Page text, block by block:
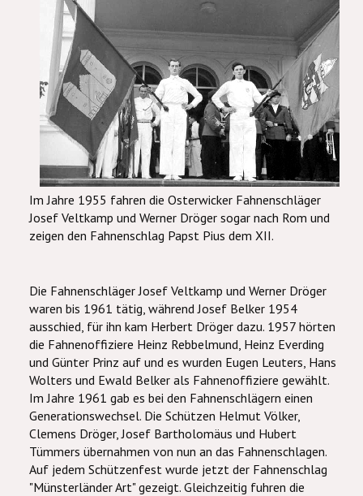
Im Jahre 1955 fahren die Osterwicker Fahnenschläger
Josef Veltkamp und Werner Dröger sogar nach Rom und
zeigen den Fahnenschlag Papst Pius dem XII.
Die Fahnenschläger Josef Veltkamp und Werner Dröger
waren bis 1961 tätig, während Josef Belker 1954
ausschied, für ihn kam Herbert Dröger dazu. 1957 hörten
die Fahnenoffiziere Heinz Rebbelmund, Heinz Everding
und Günter Prinz auf und es wurden Eugen Leuters, Hans
Wolters und Ewald Belker als Fahnenoffiziere gewählt.
Im Jahre 1961 gab es bei den Fahnenschlägern einen
Generationswechsel. Die Schützen Helmut Völker,
Clemens Dröger, Josef Bartholomäus und Hubert
Tümmers übernahmen von nun an das Fahnenschlagen.
Auf jedem Schützenfest wurde jetzt der Fahnenschlag
"Münsterländer Art" gezeigt. Gleichzeitig fuhren die